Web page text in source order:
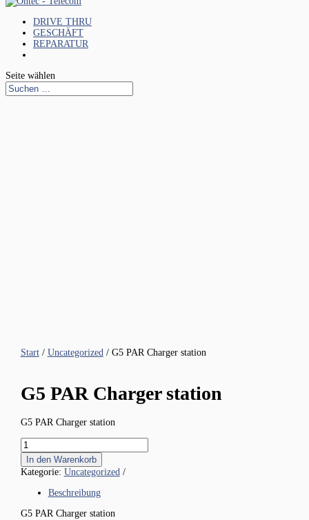
DRIVE THRU
GESCHÄFT
REPARATUR
Seite wählen
Start/ Uncategorized / G5 PAR Charger station
G5 PAR Charger station
G5 PAR Charger station
G5
PAR
Charger
station
In den Warenkorb
Kategorie: Uncategorized
Beschreibung
G5 PAR Charger station